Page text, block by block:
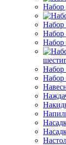
Набор
Набор
Набор
Набор
Набор
Набор